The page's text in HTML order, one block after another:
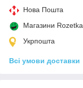
Нова Пошта
Магазини Rozetka
Укрпошта
Всі умови доставки